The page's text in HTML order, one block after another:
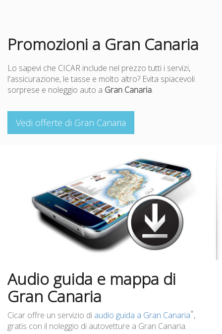
Promozioni a Gran Canaria
Lo sapevi che CICAR include nel prezzo tutti i servizi,
l'assicurazione, le tasse e molto altro? Evita spiacevoli
sorprese e noleggio auto a Gran Canaria.
Vedi offerte di Gran Canaria
Audio guida e mappa di
Gran Canaria
Cicar offre un servizio di audio guida a Gran Canaria*,
gratis con il noleggio di autovetture a Gran Canaria.